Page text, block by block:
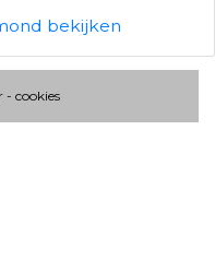
bekijken
- cookies